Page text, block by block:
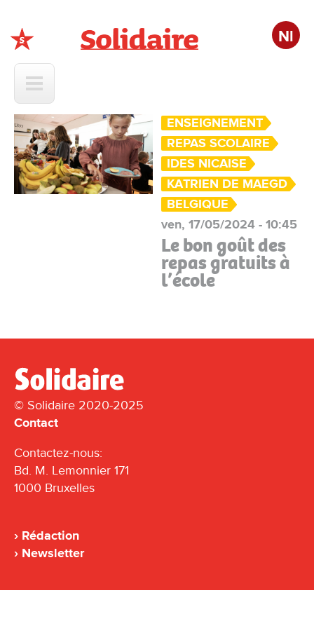
Nl
ENSEIGNEMENT
REPAS SCOLAIRE
IDES NICAISE
KATRIEN DE MAEGD
BELGIQUE
ven, 17/05/2024 - 10:45
Le bon goût des
repas gratuits à
l’école
© Solidaire 2020-2025
Contact
Contactez-nous:
Bd. M. Lemonnier 171
1000 Bruxelles
Rédaction
Newsletter